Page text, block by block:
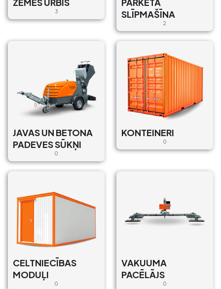
3
SLĪPMAŠĪNA
2
JAVAS UN BETONA
PADEVES SŪKŅI
0
KONTEINERI
0
CELTNIECĪBAS
MODUĻI
0
VAKUUMA
PACĒLĀJS
0